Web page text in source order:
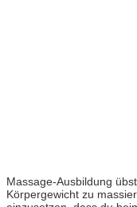
Massage-Ausbildung
Körpergewicht zu